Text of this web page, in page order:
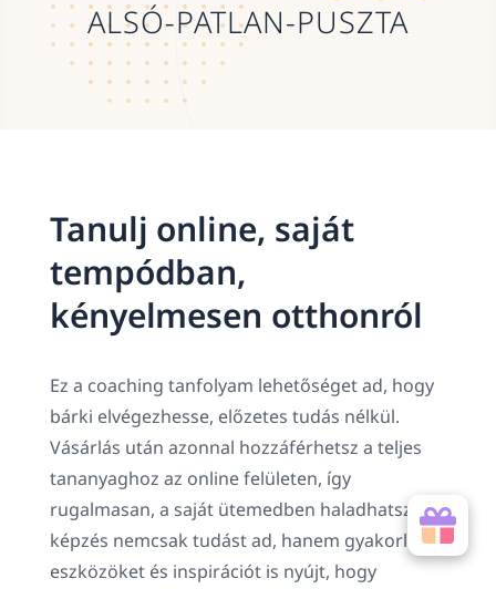
ALSÓ-PATLAN-PUSZTA
Tanulj online, saját
tempódban,
kényelmesen otthonról
Ez a coaching tanfolyam lehetőséget ad, hogy
bárki elvégezhesse, előzetes tudás nélkül.
Vásárlás után azonnal hozzáférhetsz a teljes
tananyaghoz az online felületen, így
rugalmasan, a saját ütemedben haladhatsz. A
képzés nemcsak tudást ad, hanem gyakorlati
eszközöket és inspirációt is nyújt, hogy